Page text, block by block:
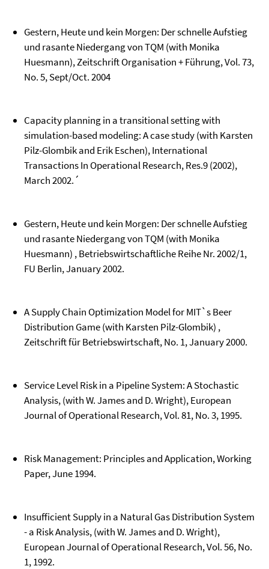
Gestern, Heute und kein Morgen: Der schnelle Aufstieg
und rasante Niedergang von TQM (with Monika
Huesmann), Zeitschrift Organisation + Führung, Vol. 73,
No. 5, Sept/Oct. 2004
Capacity planning in a transitional setting with
simulation-based modeling: A case study (with Karsten
Pilz-Glombik and Erik Eschen), International
Transactions In Operational Research, Res.9 (2002),
March 2002.´
Gestern, Heute und kein Morgen: Der schnelle Aufstieg
und rasante Niedergang von TQM (with Monika
Huesmann) , Betriebswirtschaftliche Reihe Nr. 2002/1,
FU Berlin, January 2002.
A Supply Chain Optimization Model for MIT`s Beer
Distribution Game (with Karsten Pilz-Glombik) ,
Zeitschrift für Betriebswirtschaft, No. 1, January 2000.
Service Level Risk in a Pipeline System: A Stochastic
Analysis, (with W. James and D. Wright), European
Journal of Operational Research, Vol. 81, No. 3, 1995.
Risk Management: Principles and Application, Working
Paper, June 1994.
Insufficient Supply in a Natural Gas Distribution System
- a Risk Analysis, (with W. James and D. Wright),
European Journal of Operational Research, Vol. 56, No.
1, 1992.